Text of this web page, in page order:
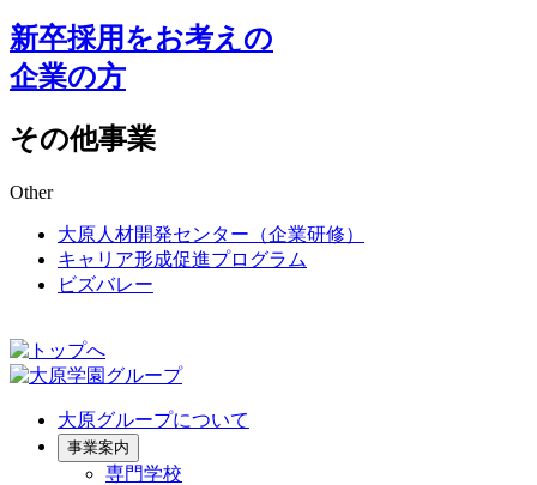
新卒採用をお考えの
企業の方
その他事業
Other
大原人材開発センター（企業研修）
キャリア形成促進プログラム
ビズバレー
大原グループについて
事業案内
専門学校